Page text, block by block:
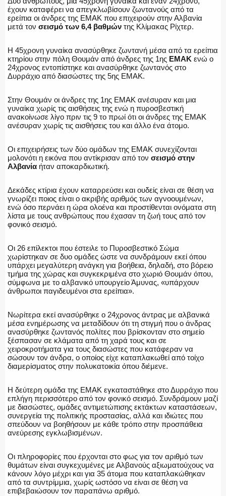
έχουν καταφέρει να απεγκλωβίσουν ζωντανούς από τα
ερείπια οι άνδρες της ΕΜΑΚ που επιχειρούν στην Αλβανία
μετά τον σεισμό των 6,4 βαθμών της Κλίμακας Ρίχτερ.
Η 45χρονη γυναίκα ανασύρθηκε ζωντανή μέσα από τα ερείπια
κτηρίου στην πόλη Θουμάν από άνδρες της 1ης ΕΜΑΚ ενώ ο
24χρονος εντοπίστηκε και ανασύρθηκε ζωντανός στο
Δυρράχιο από διασώστες της 5ης ΕΜΑΚ.
Στην Θουμάν οι άνδρες της 1ης ΕΜΑΚ ανέσυραν και μια
γυναίκα χωρίς τις αισθήσεις της ενώ η πυροσβεστική
ανακοίνωσε λίγο πριν τις 9 το πρωί ότι οι άνδρες της ΕΜΑΚ
ανέσυραν χωρίς τις αισθήσεις του και άλλο ένα άτομο.
Οι επιχειρήσεις των δύο ομάδων της ΕΜΑΚ συνεχίζονται
μολονότι η εικόνα που αντίκρισαν από τον σεισμό στην
Αλβανία ήταν αποκαρδιωτική.
Δεκάδες κτίρια έχουν καταρρεύσει και ουδείς είναι σε θέση να
γνωρίζει ποιος είναι ο ακριβής αριθμός των αγνοουμένων,
ενώ όσο περνάει η ώρα ολοένα και προστίθενται ονόματα στη
λίστα με τους ανθρώπους που έχασαν τη ζωή τους από τον
φονικό σεισμό.
Οι 26 επίλεκτοι που έστειλε το Πυροσβεστικό Σώμα
χωρίστηκαν σε δυο ομάδες ώστε να συνδράμουν εκεί όπου
υπάρχει μεγαλύτερη ανάγκη για βοήθεια, δηλαδή, στο βόρειο
τμήμα της χώρας και συγκεκριμένα στο χωριό Θουμάν όπου,
σύμφωνα με το αλβανικό υπουργείο Άμυνας, «υπάρχουν
άνθρωποι παγιδευμένοι στα ερείπια».
Νωρίτερα εκεί ανασύρθηκε ο 24χρονος άντρας με αλβανικά
μέσα ενημέρωσης να μεταδίδουν ότι τη στιγμή που ο άνδρας
ανασύρθηκε ζωντανός πολίτες που βρίσκονταν στο σημείο
ξέσπασαν σε κλάματα από τη χαρά τους και σε
χειροκροτήματα για τους διασώστες που κατάφεραν να
σώσουν τον άνδρα, ο οποίος είχε καταπλακωθεί από τοίχο
διαμερίσματος στην πολυκατοικία όπου διέμενε.
Η δεύτερη ομάδα της ΕΜΑΚ εγκαταστάθηκε στο Δυρράχιο που
επλήγη περισσότερο από τον φονικό σεισμό. Συνδράμουν μαζί
με διασώστες, ομάδες αντιμετώπισης εκτάκτων καταστάσεων,
συνεργεία της πολιτικής προστασίας, αλλά και ιδιώτες που
σπεύδουν να βοηθήσουν με κάθε τρόπο στην προσπάθεια
ανεύρεσης εγκλωβισμένων.
Οι πληροφορίες που έρχονται στο φως για τον αριθμό των
θυμάτων είναι συγκεχυμένες με Αλβανούς αξιωματούχους να
κάνουν λόγο μέχρι και για 35 άτομα που καταπλακώθηκαν
από τα συντρίμμια, χωρίς ωστόσο να είναι σε θέση να
επιβεβαιώσουν τον παραπάνω αριθμό.